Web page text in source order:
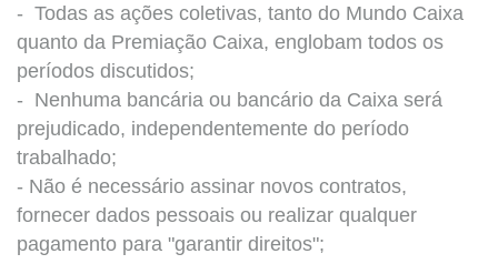
- Todas as ações coletivas, tanto do Mundo Caixa
quanto da Premiação Caixa, englobam todos os
períodos discutidos;
- Nenhuma bancária ou bancário da Caixa será
prejudicado, independentemente do período
trabalhado;
- Não é necessário assinar novos contratos,
fornecer dados pessoais ou realizar qualquer
pagamento para "garantir direitos";